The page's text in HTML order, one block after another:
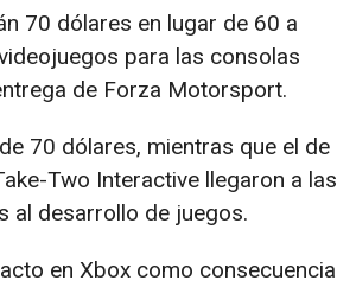
70 dólares en lugar de 60 a
para las consolas
de Forza Motorsport.
70 dólares, mientras que el de
Two Interactive llegaron a las
al desarrollo de juegos.
en Xbox como consecuencia